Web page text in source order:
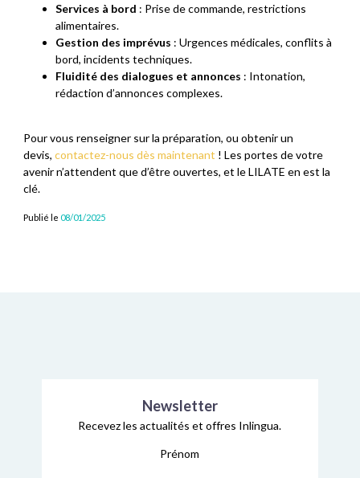
Services à bord : Prise de commande, restrictions
alimentaires.
Gestion des imprévus : Urgences médicales, conflits à
bord, incidents techniques.
Fluidité des dialogues et annonces : Intonation,
rédaction d’annonces complexes.
Pour vous renseigner sur la préparation, ou obtenir un
devis, contactez-nous dès maintenant ! Les portes de votre
avenir n’attendent que d’être ouvertes, et le LILATE en est la
clé.
Publié le 08/01/2025
Newsletter
Recevez les actualités et offres Inlingua.
Prénom